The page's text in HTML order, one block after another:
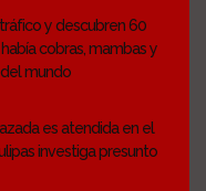
y descubren 60
cobras, mambas y
mundo
es atendida en el
investiga presunto